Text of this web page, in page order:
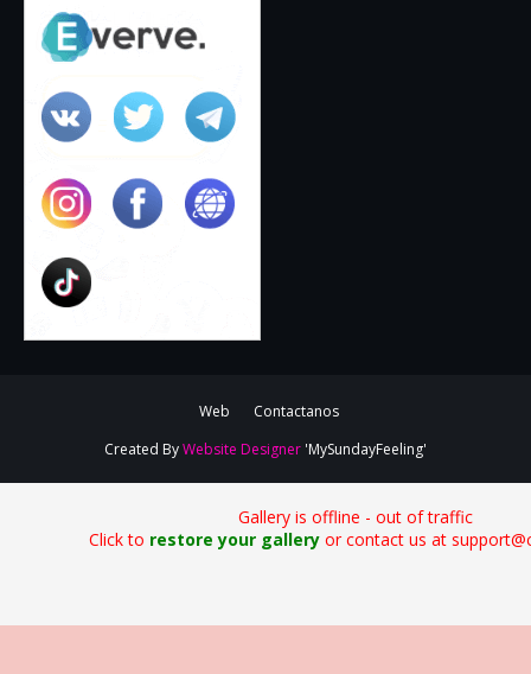
Web
Contactanos
Created ByWebsite Designer 'MySundayFeeling'
Gallery is offline - out of traffic
Click to restore your galleryor contact us at